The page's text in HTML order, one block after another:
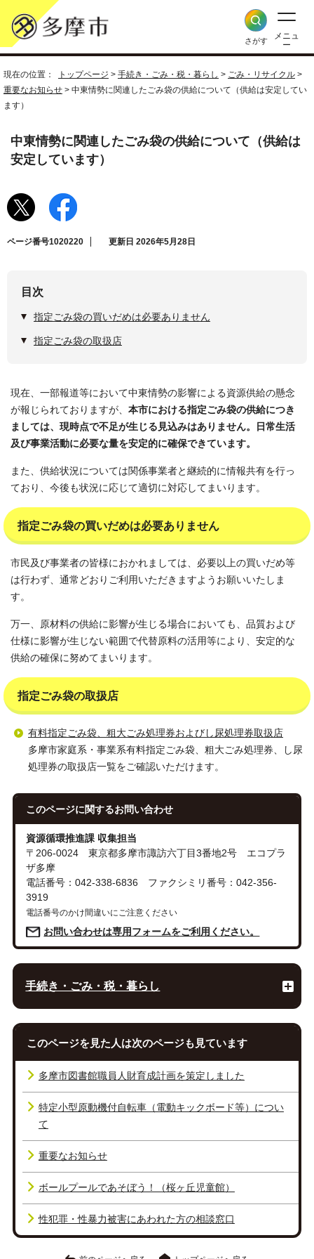
さがす
メニュ
ー
現在の位置： トップページ > 手続き・ごみ・税・暮らし > ごみ・リサイクル >
重要なお知らせ > 中東情勢に関連したごみ袋の供給について（供給は安定してい
ます）
中東情勢に関連したごみ袋の供給について（供給は
安定しています）
ページ番号1020220 更新日 2026年5月28日
目次
指定ごみ袋の買いだめは必要ありません
指定ごみ袋の取扱店
現在、一部報道等において中東情勢の影響による資源供給の懸念
が報じられておりますが、 本市における指定ごみ袋の供給につき
ましては、現時点で不足が生じる見込みはありません。日常生活
及び事業活動に必要な量を安定的に確保できています。
また、供給状況については関係事業者と継続的に情報共有を行っ
ており、今後も状況に応じて適切に対応してまいります。
指定ごみ袋の買いだめは必要ありません
市民及び事業者の皆様におかれましては、必要以上の買いだめ等
は行わず、通常どおりご利用いただきますようお願いいたしま
す。
万一、原材料の供給に影響が生じる場合においても、品質および
仕様に影響が生じない範囲で代替原料の活用等により、安定的な
供給の確保に努めてまいります。
指定ごみ袋の取扱店
有料指定ごみ袋、粗大ごみ処理券およびし尿処理券取扱店
多摩市家庭系・事業系有料指定ごみ袋、粗大ごみ処理券、し尿
処理券の取扱店一覧をご確認いただけます。
このページに関するお問い合わせ
資源循環推進課 収集担当
〒206-0024 東京都多摩市諏訪六丁目3番地2号 エコプラ
ザ多摩
電話番号：042-338-6836 ファクシミリ番号：042-356-
3919
電話番号のかけ間違いにご注意ください
お問い合わせは専用フォームをご利用ください。
手続き・ごみ・税・暮らし
このページを見た人は次のページも見ています
多摩市図書館職員人財育成計画を策定しました
特定小型原動機付自転車（電動キックボード等）につい
て
重要なお知らせ
ボールプールであそぼう！（桜ヶ丘児童館）
性犯罪・性暴力被害にあわれた方の相談窓口